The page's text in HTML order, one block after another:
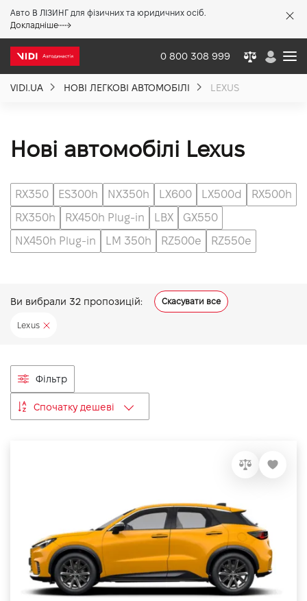
Авто В ЛІЗИНГ для фізичних та юридичних осіб.
Докладніше
0 800 308 999
VIDI.UA НОВІ ЛЕГКОВІ АВТОМОБІЛІ LEXUS
Нові автомобілі Lexus
RX350 ES300h NX350h LX600 LX500d
RX500h
RX350h
RX450h Plug-in LBX
GX550
NX450h Plug-in
LM 350h RZ500e RZ550e
Ви вибрали 32 пропозицій: Скасувати все
Lexus
Фільтр
Спочатку дешеві
Акції %
Новини
Політика якості
Контакти
Підпишись на наш канал та слідкуй за
акціями, послугами та новинками